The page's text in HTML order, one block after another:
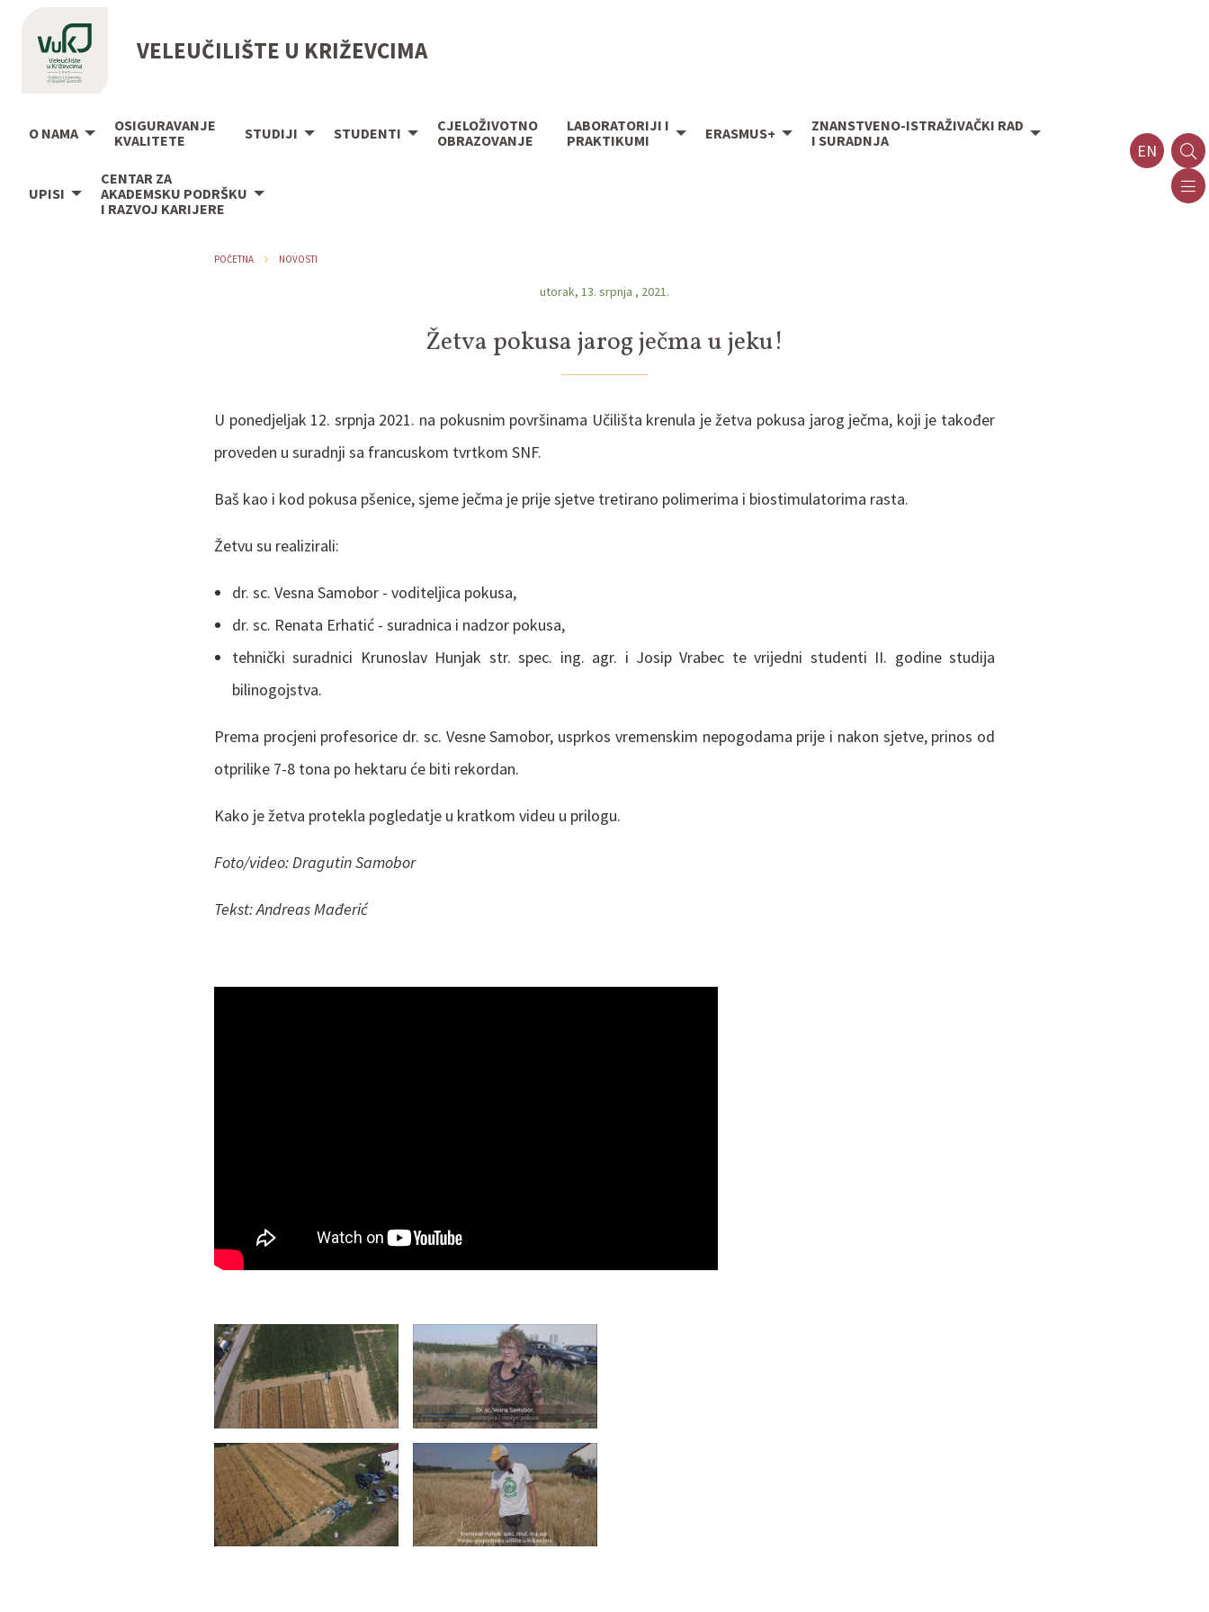
VELEUČILIŠTE U KRIŽEVCIMA
O NAMA
OSIGURAVANJE
KVALITETE
STUDIJI STUDENTI
CJELOŽIVOTNO
OBRAZOVANJE
LABORATORIJI I
PRAKTIKUMI
ERASMUS+
ZNANSTVENO-ISTRAŽIVAČKI RAD
I SURADNJA
UPISI
CENTAR ZA
AKADEMSKU PODRŠKU
I RAZVOJ KARIJERE
EN
POČETNA NOVOSTI
utorak, 13. srpnja , 2021.
Žetva pokusa jarog ječma u jeku!
U ponedjeljak 12. srpnja 2021. na pokusnim površinama Učilišta krenula je žetva pokusa jarog ječma, koji je također
proveden u suradnji sa francuskom tvrtkom SNF.
Baš kao i kod pokusa pšenice, sjeme ječma je prije sjetve tretirano polimerima i biostimulatorima rasta.
Žetvu su realizirali:
dr. sc. Vesna Samobor - voditeljica pokusa,
dr. sc. Renata Erhatić - suradnica i nadzor pokusa,
tehnički suradnici Krunoslav Hunjak str. spec. ing. agr. i Josip Vrabec te vrijedni studenti II. godine studija
bilinogojstva.
Prema procjeni profesorice dr. sc. Vesne Samobor, usprkos vremenskim nepogodama prije i nakon sjetve, prinos od
otprilike 7-8 tona po hektaru će biti rekordan.
Kako je žetva protekla pogledatje u kratkom videu u prilogu.
Foto/video: Dragutin Samobor
Tekst: Andreas Mađerić